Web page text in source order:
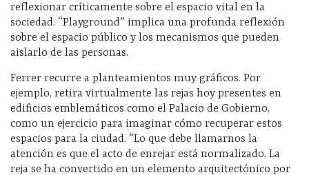
reflexionar críticamente sobre el espacio vital en la
sociedad. “Playground” implica una profunda reflexión
sobre el espacio público y los mecanismos que pueden
aislarlo de las personas.
Ferrer recurre a planteamientos muy gráficos. Por
ejemplo, retira virtualmente las rejas hoy presentes en
edificios emblemáticos como el Palacio de Gobierno,
como un ejercicio para imaginar cómo recuperar estos
espacios para la ciudad. “Lo que debe llamarnos la
atención es que el acto de enrejar está normalizado. La
reja se ha convertido en un elemento arquitectónico por